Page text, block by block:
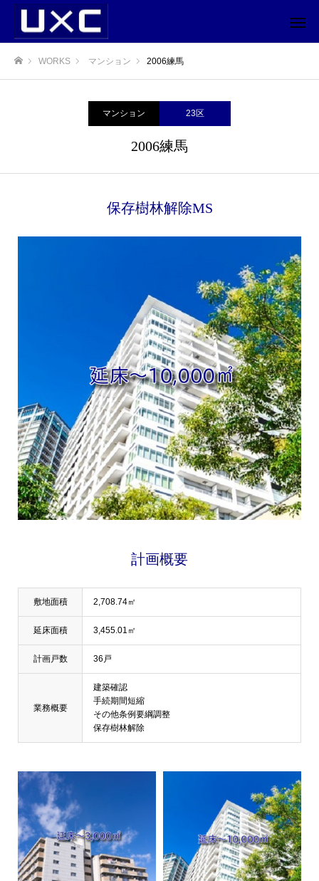
WORKS マンション 2006練馬
マンション 23区
2006練馬
保存樹林解除MS
計画概要
敷地面積 2,708.74㎡
延床面積 3,455.01㎡
計画戸数 36戸
業務概要
建築確認
手続期間短縮
その他条例要綱調整
保存樹林解除